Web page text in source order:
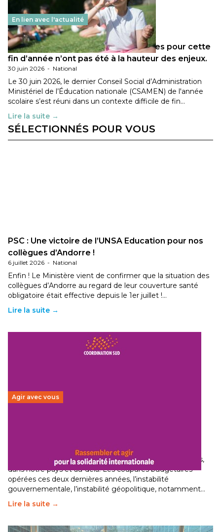
En lien avec l'actualité
Les décisions ministérielles attendues pour cette
fin d’année n’ont pas été à la hauteur des enjeux.
30 juin 2026 - National
Le 30 juin 2026, le dernier Conseil Social d’Administration
Ministériel de l’Éducation nationale (CSAMEN) de l'année
scolaire s’est réuni dans un contexte difficile de fin…
Lire la suite →
SÉLECTIONNÉS POUR VOUS
PSC : Une victoire de l’UNSA Education pour nos
collègues d’Andorre !
6 juillet 2026 - National
Enfin ! Le Ministère vient de confirmer que la situation des
collègues d’Andorre au regard de leur couverture santé
obligatoire était effective depuis le 1er juillet !…
Lire la suite →
Agir avec vous
Le secteur humanitaire connaît des difficultés profondes,
dans notre pays et au-delà. Les coupures budgétaires
opérées ces deux dernières années, l’instabilité
gouvernementale, l’instabilité géopolitique, notamment…
Lire la suite →